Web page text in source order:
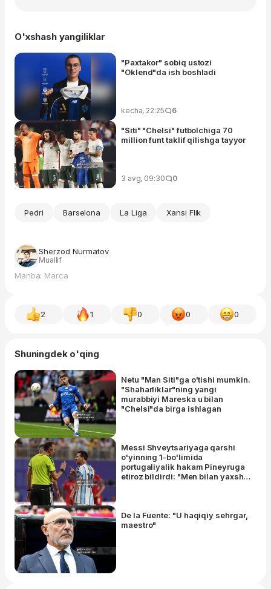
O'xshash yangiliklar
"Paxtakor" sobiq ustozi
"Oklend"da ish boshladi
kecha, 22:25 6
"Siti" "Chelsi" futbolchiga 70
million funt taklif qilishga tayyor
3 avg, 09:30 0
Pedri Barselona La Liga Xansi Flik
Sherzod Nurmatov
Muallif
Manba: Marca
2 1 0 0 0
Shuningdek o'qing
Netu "Man Siti"ga o'tishi mumkin.
"Shaharliklar"ning yangi
murabbiyi Mareska u bilan
"Chelsi"da birga ishlagan
Messi Shveytsariyaga qarshi
o'yinning 1-bo'limida
portugaliyalik hakam Pineyruga
etiroz bildirdi: "Men bilan yaxshi
De la Fuente: "U haqiqiy sehrgar,
maestro"